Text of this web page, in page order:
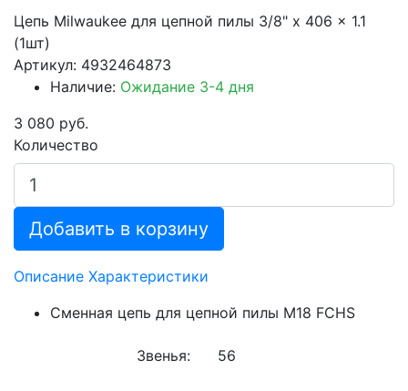
Цепь Milwaukee для цепной пилы 3/8" x 406 x 1.1
(1шт)
Артикул: 4932464873
Наличие: Ожидание 3-4 дня
3 080 руб.
Количество
Добавить в корзину
Описание Характеристики
Сменная цепь для цепной пилы M18 FCHS
Звенья: 56